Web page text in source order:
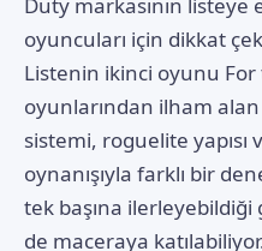
Duty markasının listeye
oyuncuları için dikkat
Listenin ikinci oyunu
oyunlarından ilham alan
sistemi, roguelite yapısı
oynanışıyla farklı bir
tek başına
de maceraya